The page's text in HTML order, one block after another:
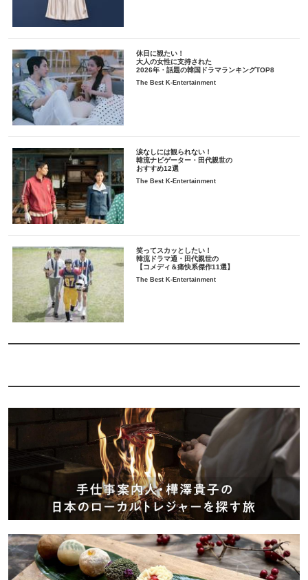
休日に観たい！
大人の女性に支持された
2026年・話題の韓国ドラマランキングTOP8
The Best K-Entertainment
涙なしには観られない！
韓流ナビゲーター・田代親世の
おすすめ12選
The Best K-Entertainment
笑ってスカッとしたい！
韓流ドラマ通・田代親世の
【コメディ＆痛快系傑作11選】
The Best K-Entertainment